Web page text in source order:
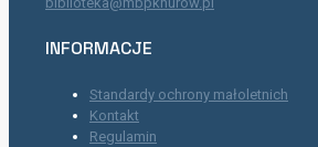
INFORMACJE
Standardy ochrony małoletnich
Kontakt
Regulamin